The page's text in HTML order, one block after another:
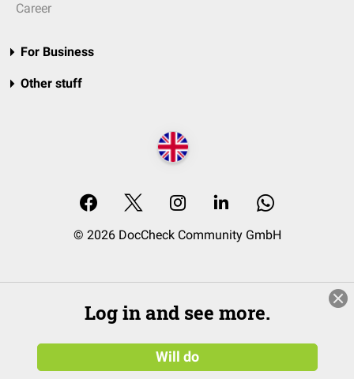
Career
For Business
Other stuff
© 2026 DocCheck Community GmbH
Log in and see more.
Will do